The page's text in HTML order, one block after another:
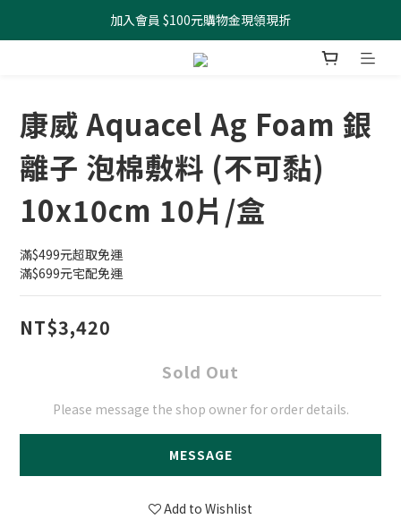
全館滿499元起 宅配免運
加入會員 $100元購物金現領現折
全館滿499元起 宅配免運
康威 Aquacel Ag Foam 銀
離子 泡棉敷料 (不可黏)
10x10cm 10片/盒
滿$499元超取免運
滿$699元宅配免運
NT$3,420
Sold Out
Please message the shop owner for order details.
MESSAGE
Add to Wishlist